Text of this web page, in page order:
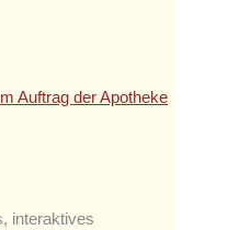
Auftrag der Apotheke
interaktives